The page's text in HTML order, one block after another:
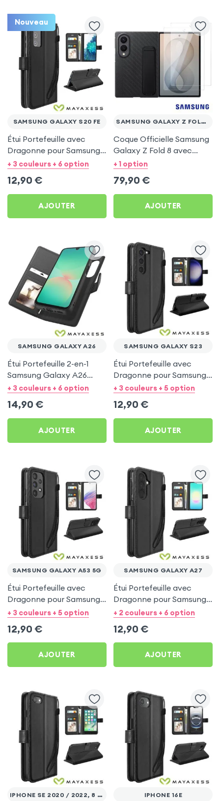
Nouveau
SAMSUNG GALAXY S20 FE
Étui Portefeuille avec
Dragonne pour Samsung
Galaxy S20 FE - Noir
+ 3 couleurs + 6 option
12,90 €
AJOUTER
SAMSUNG GALAXY Z FOLD 8
Coque Officielle Samsung
Galaxy Z Fold 8 avec
Béquille - Carbon
+ 1 option
79,90 €
AJOUTER
SAMSUNG GALAXY A26
Étui Portefeuille 2-en-1
Samsung Galaxy A26
Mayaxess Noir
+ 3 couleurs + 6 option
14,90 €
AJOUTER
SAMSUNG GALAXY S23
Étui Portefeuille avec
Dragonne pour Samsung
Galaxy S23 - Noir
+ 3 couleurs + 5 option
12,90 €
AJOUTER
SAMSUNG GALAXY A53 5G
Étui Portefeuille avec
Dragonne pour Samsung
Galaxy A53 5G - Noir
+ 3 couleurs + 5 option
12,90 €
AJOUTER
SAMSUNG GALAXY A27
Étui Portefeuille avec
Dragonne pour Samsung
Galaxy A27 - Noir
+ 2 couleurs + 6 option
12,90 €
AJOUTER
IPHONE SE 2020 / 2022, 8 ET 7 IPHONE 16E